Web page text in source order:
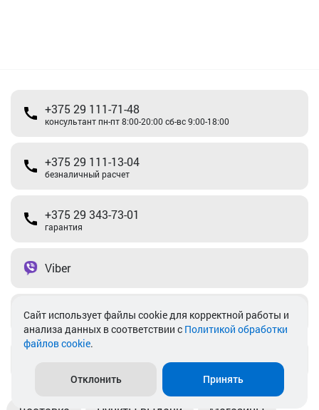
+375 29 111-71-48
консультант пн-пт 8:00-20:00 сб-вс 9:00-18:00
+375 29 111-13-04
безналичный расчет
+375 29 343-73-01
гарантия
Viber
Telegram
Cайт использует файлы cookie для корректной работы и
анализа данных в соответствии с Политикой обработки
файлов cookie.
Отклонить Принять